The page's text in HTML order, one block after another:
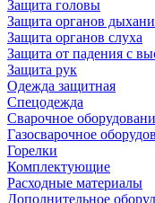
Защита головы
Защита органов
Защита органов слуха
Защита от падения с
Защита рук
Одежда защитная
Спецодежда
Сварочное
Газосварочное
Горелки
Комплектующие
Расходные материалы
Дополнительное